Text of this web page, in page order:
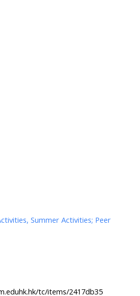
Summer Activities; Peer
tc/items/2417db35